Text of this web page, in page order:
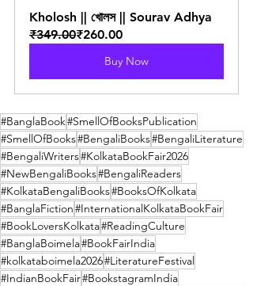
Kholosh || খোলস || Sourav Adhya
₹349.00₹260.00
Buy Now
#BanglaBook#SmellOfBooksPublication
#SmellOfBooks#BengaliBooks#BengaliLiterature
#BengaliWriters#KolkataBookFair2026
#NewBengaliBooks#BengaliReaders
#KolkataBengaliBooks#BooksOfKolkata
#BanglaFiction#InternationalKolkataBookFair
#BookLoversKolkata#ReadingCulture
#BanglaBoimela#BookFairIndia
#kolkataboimela2026#LiteratureFestival
#IndianBookFair#BookstagramIndia